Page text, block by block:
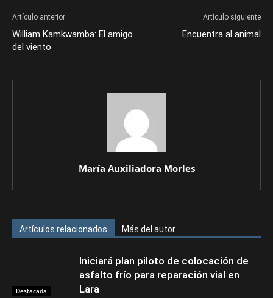
Artículo anterior
William Kamkwamba: El amigo
del viento
Artículo siguiente
Encuentra al animal
María Auxiliadora Morles
Artículos relacionados Más del autor
Destacada
Iniciará plan piloto de colocación de
asfalto frío para reparación vial en
Lara